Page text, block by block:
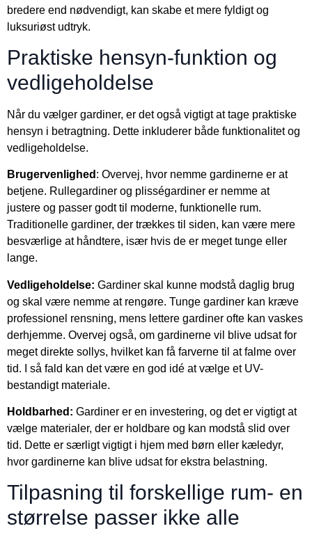
bredere end nødvendigt, kan skabe et mere fyldigt og
luksuriøst udtryk.
Praktiske hensyn-funktion og
vedligeholdelse
Når du vælger gardiner, er det også vigtigt at tage praktiske
hensyn i betragtning. Dette inkluderer både funktionalitet og
vedligeholdelse.
Brugervenlighed : Overvej, hvor nemme gardinerne er at
betjene. Rullegardiner og plisségardiner er nemme at
justere og passer godt til moderne, funktionelle rum.
Traditionelle gardiner, der trækkes til siden, kan være mere
besværlige at håndtere, især hvis de er meget tunge eller
lange.
Vedligeholdelse: Gardiner skal kunne modstå daglig brug
og skal være nemme at rengøre. Tunge gardiner kan kræve
professionel rensning, mens lettere gardiner ofte kan vaskes
derhjemme. Overvej også, om gardinerne vil blive udsat for
meget direkte sollys, hvilket kan få farverne til at falme over
tid. I så fald kan det være en god idé at vælge et UV-
bestandigt materiale.
Holdbarhed: Gardiner er en investering, og det er vigtigt at
vælge materialer, der er holdbare og kan modstå slid over
tid. Dette er særligt vigtigt i hjem med børn eller kæledyr,
hvor gardinerne kan blive udsat for ekstra belastning.
Tilpasning til forskellige rum- en
størrelse passer ikke alle